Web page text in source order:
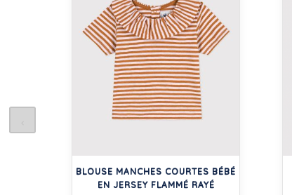
BLOUSE MANCHES COURTES BÉBÉ
EN JERSEY FLAMMÉ RAYÉ